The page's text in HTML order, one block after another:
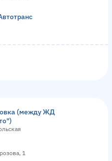
(между ЖД
1